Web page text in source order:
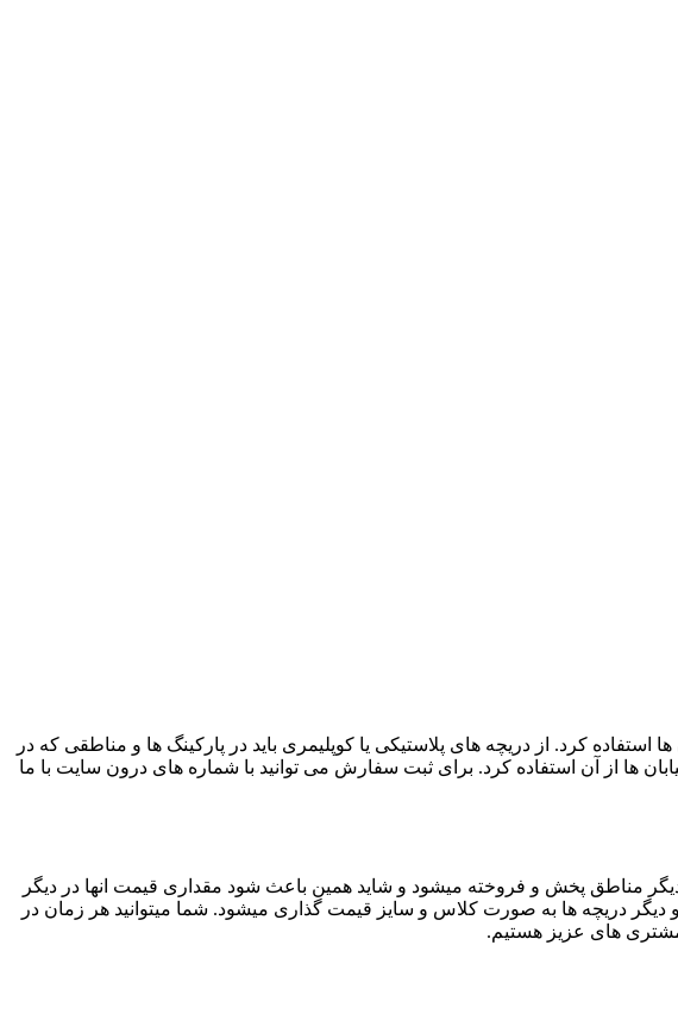
کرد. از دریچه های پلاستیکی یا کوپلیمری باید در پارکینگ ها و مناطقی که در
ها از آن استفاده کرد. برای ثبت سفارش می توانید با شماره های درون سایت با ما
مناطق پخش و فروخته میشود و شاید همین باعث شود مقداری قیمت انها در دیگر
و دیگر دریچه ها به صورت کلاس و سایز قیمت گذاری میشود. شما میتوانید هر زمان در